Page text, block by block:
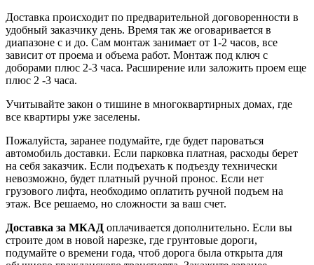
Доставка происходит по предварительной договоренности в
удобный заказчику день. Время так же оговаривается в
диапазоне с и до. Сам монтаж занимает от 1-2 часов, все
зависит от проема и объема работ. Монтаж под ключ с
доборами плюс 2-3 часа. Расширение или заложить проем еще
плюс 2 -3 часа.
Учитывайте закон о тишине в многоквартирных домах, где
все квартиры уже заселены.
Пожалуйста, заранее подумайте, где будет пароваться
автомобиль доставки. Если парковка платная, расходы берет
на себя заказчик. Если подъехать к подъезду технически
невозможно, будет платный ручной пронос. Если нет
грузового лифта, необходимо оплатить ручной подъем на
этаж. Все решаемо, но сложности за ваш счет.
Доставка за МКАД оплачивается дополнительно. Если вы
строите дом в новой нарезке, где грунтовые дороги,
подумайте о времени года, чтоб дорога была открыта для